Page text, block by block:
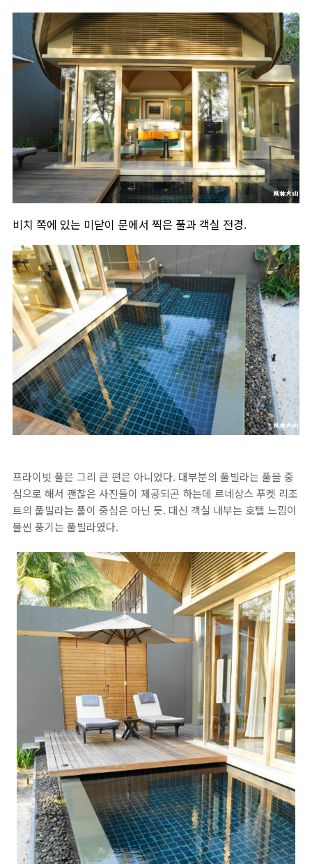
비치 쪽에 있는 미닫이 문에서 찍은 풀과 객실 전경.
프라이빗 풀은 그리 큰 편은 아니었다. 대부분의 풀빌라는 풀을 중
심으로 해서 괜찮은 사진들이 제공되곤 하는데 르네상스 푸켓 리조
트의 풀빌라는 풀이 중심은 아닌 듯. 대신 객실 내부는 호텔 느낌이
물씬 풍기는 풀빌라였다.